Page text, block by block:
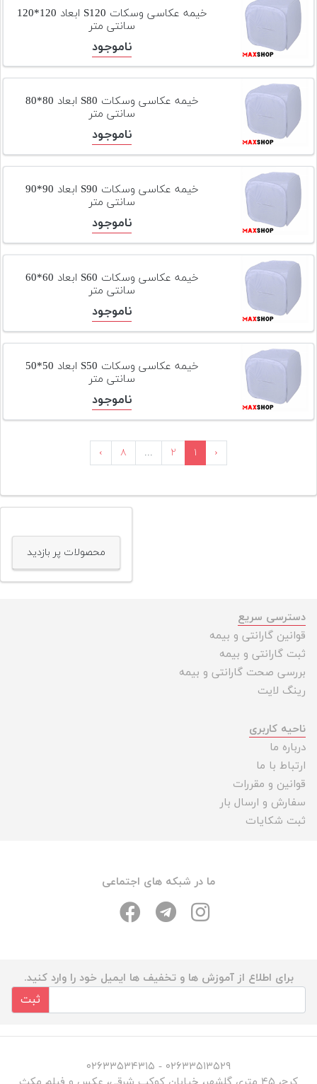
خیمه عکاسی وسکات S120 ابعاد 120*120
سانتی متر
ناموجود
خیمه عکاسی وسکات S80 ابعاد 80*80
سانتی متر
ناموجود
خیمه عکاسی وسکات S90 ابعاد 90*90
سانتی متر
ناموجود
خیمه عکاسی وسکات S60 ابعاد 60*60
سانتی متر
ناموجود
خیمه عکاسی وسکات S50 ابعاد 50*50
سانتی متر
ناموجود
‹ ۱ ۲ ... ۸ ›
محصولات پر بازدید
دسترسی سریع
قوانین گارانتی و بیمه
ثبت گارانتی و بیمه
بررسی صحت گارانتی و بیمه
رینگ لایت
ناحیه کاربری
درباره ما
ارتباط با ما
قوانین و مقررات
سفارش و ارسال بار
ثبت شکایات
ما در شبکه های اجتماعی
برای اطلاع از آموزش ها و تخفیف ها ایمیل خود را وارد کنید.
ثبت
۰۲۶۳۳۵۱۳۵۲۹ - ۰۲۶۳۳۵۳۴۳۱۵